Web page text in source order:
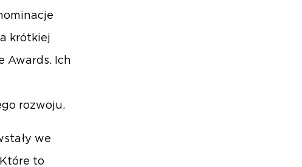
krótkiej
Awards. Ich
rozwoju.
we
to